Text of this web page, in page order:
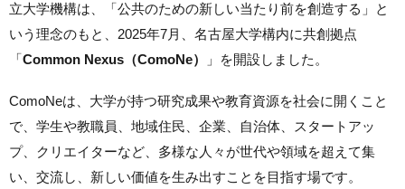
立大学機構は、「公共のための新しい当たり前を創造する」と
いう理念のもと、2025年7月、名古屋大学構内に共創拠点
「Common Nexus（ComoNe） 」を開設しました。
ComoNeは、大学が持つ研究成果や教育資源を社会に開くこと
で、学生や教職員、地域住民、企業、自治体、スタートアッ
プ、クリエイターなど、多様な人々が世代や領域を超えて集
い、交流し、新しい価値を生み出すことを目指す場です。